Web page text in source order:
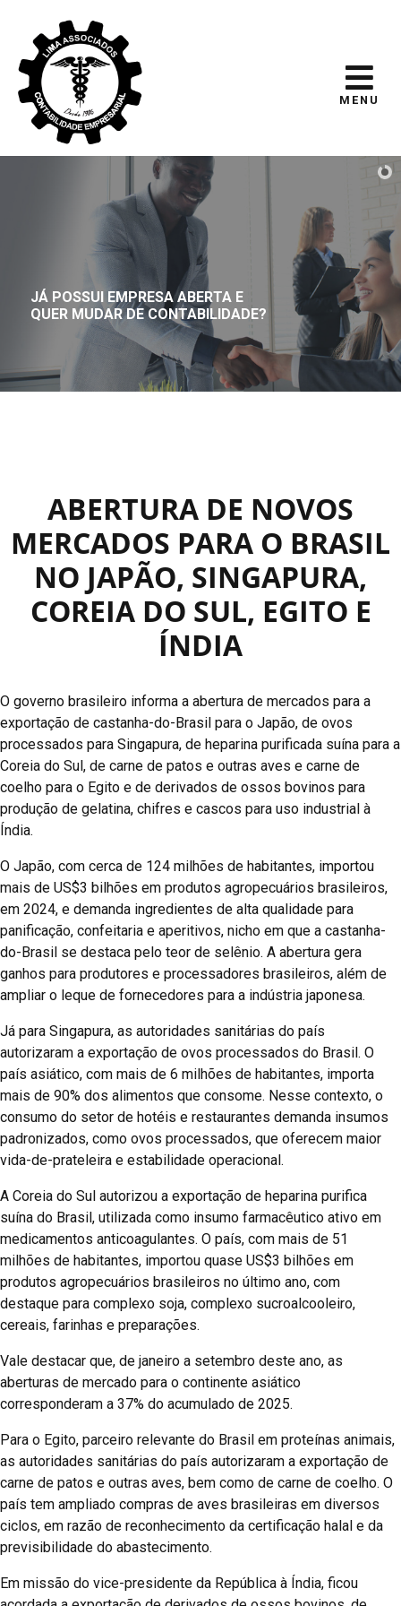
MENU
JÁ POSSUI EMPRESA ABERTA E
QUER MUDAR DE CONTABILIDADE?
ABERTURA DE NOVOS
MERCADOS PARA O BRASIL
NO JAPÃO, SINGAPURA,
COREIA DO SUL, EGITO E
ÍNDIA
O governo brasileiro informa a abertura de mercados para a
exportação de castanha-do-Brasil para o Japão, de ovos
processados para Singapura, de heparina purificada suína para a
Coreia do Sul, de carne de patos e outras aves e carne de
coelho para o Egito e de derivados de ossos bovinos para
produção de gelatina, chifres e cascos para uso industrial à
Índia.
O Japão, com cerca de 124 milhões de habitantes, importou
mais de US$3 bilhões em produtos agropecuários brasileiros,
em 2024, e demanda ingredientes de alta qualidade para
panificação, confeitaria e aperitivos, nicho em que a castanha-
do-Brasil se destaca pelo teor de selênio. A abertura gera
ganhos para produtores e processadores brasileiros, além de
ampliar o leque de fornecedores para a indústria japonesa.
Já para Singapura, as autoridades sanitárias do país
autorizaram a exportação de ovos processados do Brasil. O
país asiático, com mais de 6 milhões de habitantes, importa
mais de 90% dos alimentos que consome. Nesse contexto, o
consumo do setor de hotéis e restaurantes demanda insumos
padronizados, como ovos processados, que oferecem maior
vida-de-prateleira e estabilidade operacional.
A Coreia do Sul autorizou a exportação de heparina purifica
suína do Brasil, utilizada como insumo farmacêutico ativo em
medicamentos anticoagulantes. O país, com mais de 51
milhões de habitantes, importou quase US$3 bilhões em
produtos agropecuários brasileiros no último ano, com
destaque para complexo soja, complexo sucroalcooleiro,
cereais, farinhas e preparações.
Vale destacar que, de janeiro a setembro deste ano, as
aberturas de mercado para o continente asiático
corresponderam a 37% do acumulado de 2025.
Para o Egito, parceiro relevante do Brasil em proteínas animais,
as autoridades sanitárias do país autorizaram a exportação de
carne de patos e outras aves, bem como de carne de coelho. O
país tem ampliado compras de aves brasileiras em diversos
ciclos, em razão de reconhecimento da certificação halal e da
previsibilidade do abastecimento.
Em missão do vice-presidente da República à Índia, ficou